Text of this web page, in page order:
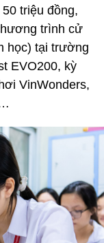
triệu đồng,
trình cử
học) tại trường
EVO200, kỳ
VinWonders,